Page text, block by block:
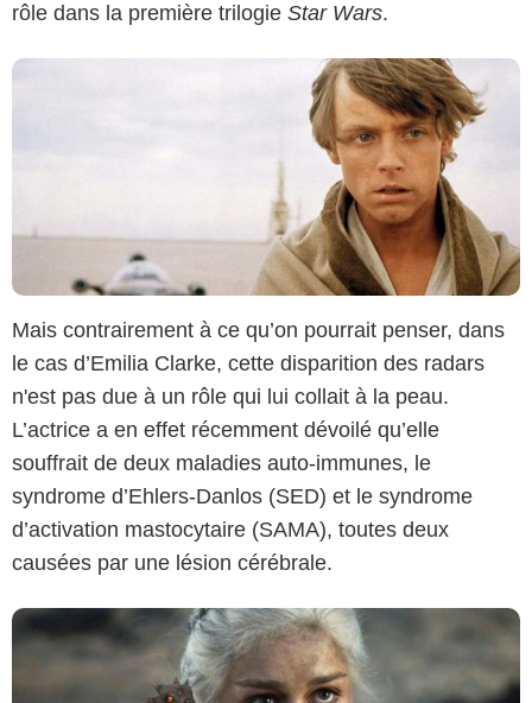
rôle dans la première trilogie Star Wars.
Mais contrairement à ce qu’on pourrait penser, dans
le cas d’Emilia Clarke, cette disparition des radars
n'est pas due à un rôle qui lui collait à la peau.
L’actrice a en effet récemment dévoilé qu’elle
souffrait de deux maladies auto-immunes, le
syndrome d’Ehlers-Danlos (SED) et le syndrome
d’activation mastocytaire (SAMA), toutes deux
causées par une lésion cérébrale.